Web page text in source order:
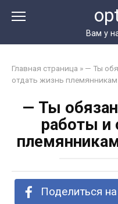
Вам у
Главная страница » — Ты
отдать жизнь
— Ты
работы и
Поделиться